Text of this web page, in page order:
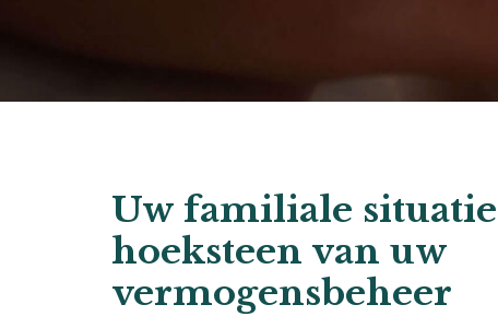
Uw familiale
hoeksteen van uw
vermogensbeheer